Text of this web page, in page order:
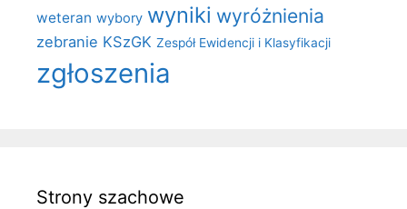
weteran wybory wyniki wyróżnienia
zebranie KSzGK Zespół Ewidencji i Klasyfikacji
zgłoszenia
Strony szachowe